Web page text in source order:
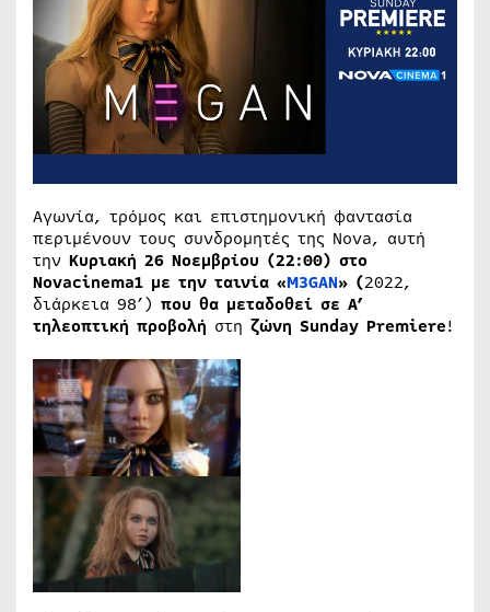
Αγωνία, τρόμος και επιστημονική φαντασία
περιμένουν τους συνδρομητές της Nova, αυτή
την Κυριακή 26 Νοεμβρίου (22:00) στο
Novacinema1 με την ταινία «M3GAN» (2022,
διάρκεια 98’) που θα μεταδοθεί σε Α’
τηλεοπτική προβολή στη ζώνη Sunday Premiere!